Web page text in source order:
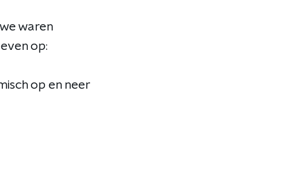
waren
op:
op en neer